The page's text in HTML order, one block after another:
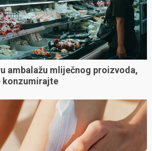
ambalažu mliječnog proizvoda,
konzumirajte